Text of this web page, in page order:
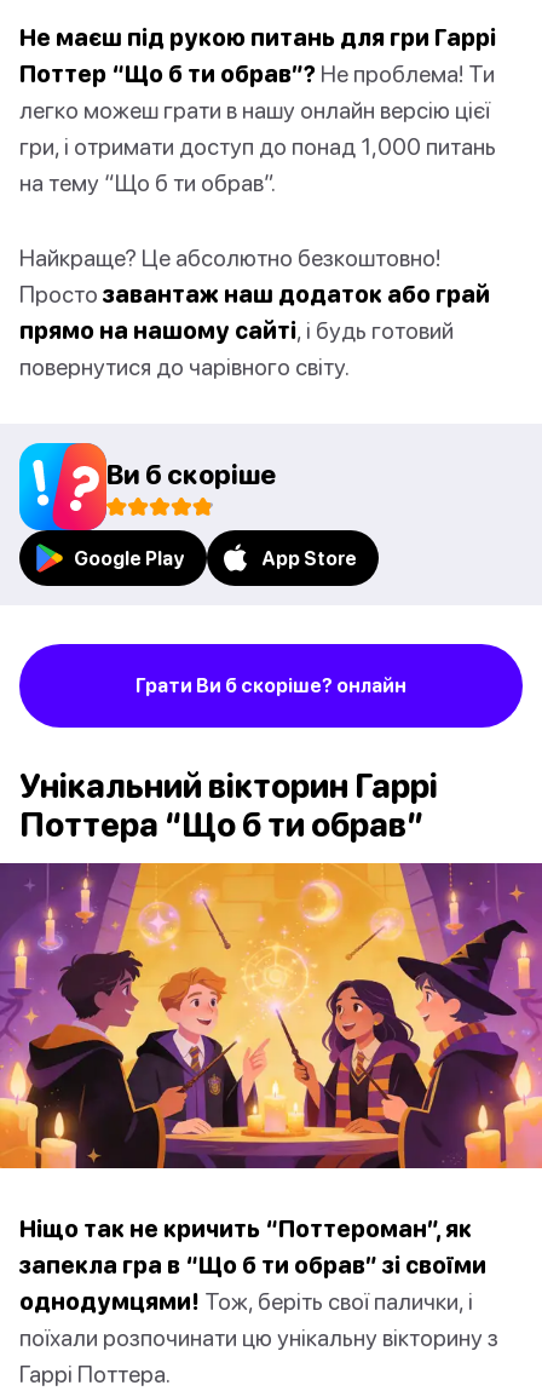
Не маєш під рукою питань для гри Гаррі
Поттер “Що б ти обрав”? Не проблема! Ти
легко можеш грати в нашу онлайн версію цієї
гри, і отримати доступ до понад 1,000 питань
на тему “Що б ти обрав”.
Найкраще? Це абсолютно безкоштовно!
Просто завантаж наш додаток або грай
прямо на нашому сайті, і будь готовий
повернутися до чарівного світу.
Ви б скоріше
Google Play App Store
Грати Ви б скоріше? онлайн
Унікальний вікторин Гаррі
Поттера “Що б ти обрав”
Ніщо так не кричить “Поттероман”, як
запекла гра в “Що б ти обрав” зі своїми
однодумцями! Тож, беріть свої палички, і
поїхали розпочинати цю унікальну вікторину з
Гаррі Поттера.